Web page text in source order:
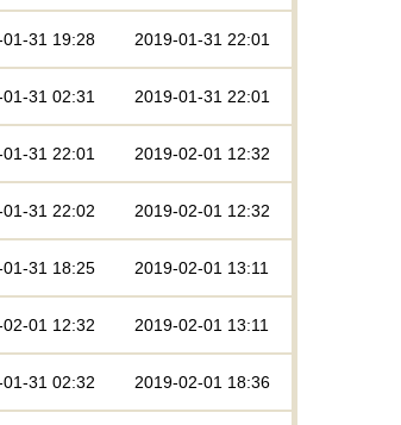
01-31 19:28 2019-01-31 22:01
31 02:31 2019-01-31 22:01
31 22:01 2019-02-01 12:32
01-31 22:02 2019-02-01 12:32
01-31 18:25 2019-02-01 13:11
02-01 12:32 2019-02-01 13:11
01-31 02:32 2019-02-01 18:36